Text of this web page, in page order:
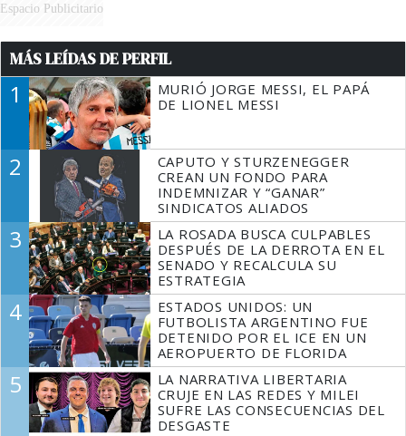
Espacio Publicitario
MÁS LEÍDAS DE PERFIL
1
MURIÓ JORGE MESSI, EL PAPÁ
DE LIONEL MESSI
2
CAPUTO Y STURZENEGGER
CREAN UN FONDO PARA
INDEMNIZAR Y “GANAR”
SINDICATOS ALIADOS
3
LA ROSADA BUSCA CULPABLES
DESPUÉS DE LA DERROTA EN EL
SENADO Y RECALCULA SU
ESTRATEGIA
4
ESTADOS UNIDOS: UN
FUTBOLISTA ARGENTINO FUE
DETENIDO POR EL ICE EN UN
AEROPUERTO DE FLORIDA
5
LA NARRATIVA LIBERTARIA
CRUJE EN LAS REDES Y MILEI
SUFRE LAS CONSECUENCIAS DEL
DESGASTE